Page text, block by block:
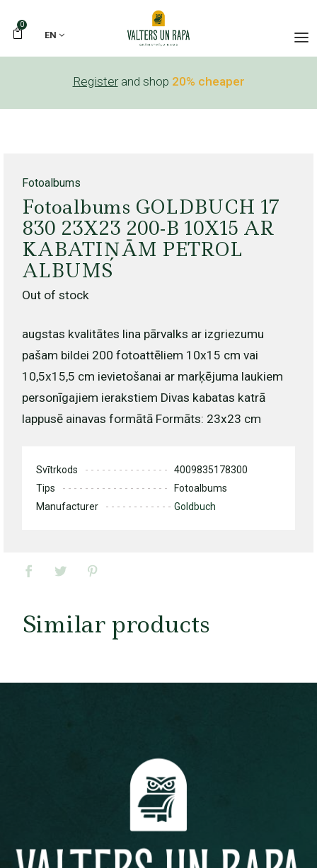
0
EN
Register and shop 20% cheaper
Fotoalbums
Fotoalbums GOLDBUCH 17
830 23X23 200-B 10X15 AR
KABATIŅĀM PETROL
ALBUMS
Out of stock
augstas kvalitātes lina pārvalks ar izgriezumu
pašam bildei 200 fotoattēliem 10x15 cm vai
10,5x15,5 cm ievietošanai ar marķējuma laukiem
personīgajiem ierakstiem Divas kabatas katrā
lappusē ainavas formātā Formāts: 23x23 cm
Svītrkods
4009835178300
Tips
Fotoalbums
Manufacturer
Goldbuch
Similar products